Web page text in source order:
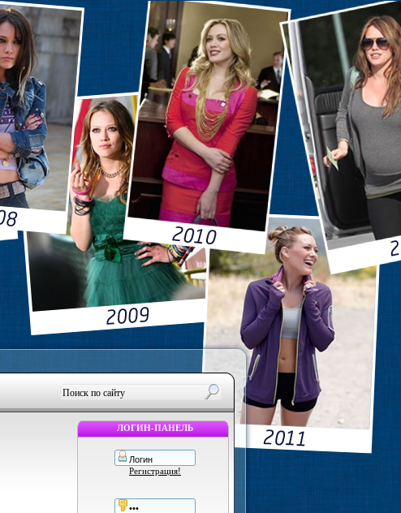
ЛОГИН-ПАНЕЛЬ
Регистрация!